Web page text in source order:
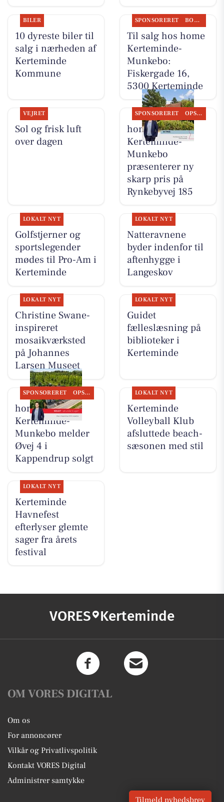
BILER
10 dyreste biler til
salg i nærheden af
Kerteminde
Kommune
SPONSORERET BOLIGMARKED
Til salg hos home
Kerteminde-
Munkebo:
Fiskergade 16,
5300 Kerteminde
VEJRET
Sol og frisk luft
over dagen
SPONSORERET OPSLAGSTAVLEN
home
Kerteminde-
Munkebo
præsenterer ny
skarp pris på
Rynkebyvej 185
LOKALT NYT
Golfstjerner og
sportslegender
mødes til Pro-Am i
Kerteminde
LOKALT NYT
Natteravnene
byder indenfor til
aftenhygge i
Langeskov
LOKALT NYT
Christine Swane-
inspireret
mosaikværksted
på Johannes
Larsen Museet
LOKALT NYT
Guidet
fælleslæsning på
biblioteker i
Kerteminde
SPONSORERET OPSLAGSTAVLEN
home
Kerteminde-
Munkebo melder
Øvej 4 i
Kappendrup solgt
LOKALT NYT
Kerteminde
Volleyball Klub
afsluttede beach-
sæsonen med stil
LOKALT NYT
Kerteminde
Havnefest
efterlyser glemte
sager fra årets
festival
VORES Kerteminde
OM VORES DIGITAL
Om os
For annoncører
Vilkår og Privatlivspolitik
Kontakt VORES Digital
Administrer samtykke
Tilmeld nyhedsbrev